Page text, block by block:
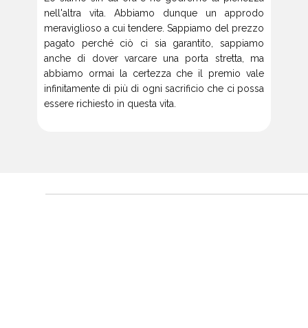
nell'altra vita. Abbiamo dunque un approdo
meraviglioso a cui tendere. Sappiamo del prezzo
pagato perché ciò ci sia garantito, sappiamo
anche di dover varcare una porta stretta, ma
abbiamo ormai la certezza che il premio vale
infinitamente di più di ogni sacrificio che ci possa
essere richiesto in questa vita.